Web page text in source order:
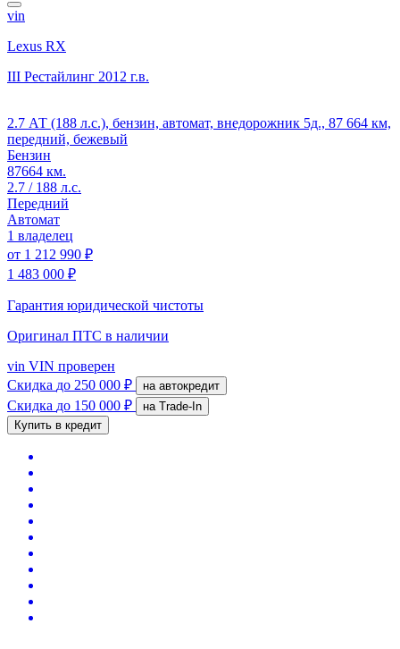
vin
Lexus RX
III Рестайлинг 2012 г.в.
2.7 АТ (188 л.с.), бензин, автомат, внедорожник 5д., 87 664 км,
передний, бежевый
Бензин
87664 км.
2.7 / 188 л.с.
Передний
Автомат
1 владелец
от 1 212 990 ₽
1 483 000 ₽
Гарантия юридической чистоты
Оригинал ПТС в наличии
vin VIN проверен
Скидка до 250 000 ₽ на автокредит
Скидка до 150 000 ₽
на Trade-In
Купить в кредит